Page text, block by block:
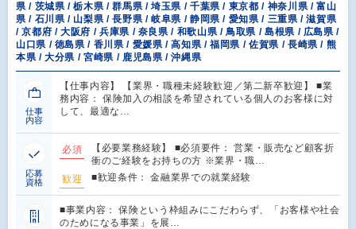
県 / 茨城県 / 栃木県 / 群馬県 / 埼玉県 / 千葉県 / 東京都 / 神奈川県 / 富山
県 / 石川県 / 山梨県 / 長野県 / 岐阜県 / 静岡県 / 愛知県 / 三重県 / 滋賀県
/ 京都府 / 大阪府 / 兵庫県 / 奈良県 / 和歌山県 / 鳥取県 / 島根県 / 広島県 /
山口県 / 徳島県 / 香川県 / 愛媛県 / 高知県 / 福岡県 / 佐賀県 / 長崎県 / 熊
本県 / 大分県 / 宮崎県 / 鹿児島県 / 沖縄県
仕事
内容
【仕事内容】 【業界・職種未経験歓迎／第二新卒歓迎】 ■業
務内容： 保険加入の相談を希望されている個人のお客様に対
して、最適な…
応募
資格
必須
【必要業務経験】 ■必須要件： 営業・販売など顧客折
衝のご経験をお持ちの方 ※業界・職…
歓迎
■歓迎条件： 金融業界での就業経験
■事業内容： 保険という枠組みにこだわらず、「お客様や社会
のためになる事業」を展…